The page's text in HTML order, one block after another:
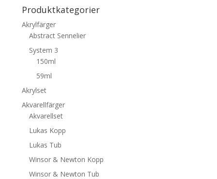
Produktkategorier
Akrylfärger
Abstract Sennelier
System 3
150ml
59ml
Akrylset
Akvarellfärger
Akvarellset
Lukas Kopp
Lukas Tub
Winsor & Newton Kopp
Winsor & Newton Tub